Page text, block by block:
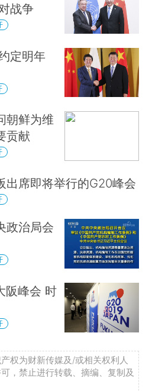
战争
定明年
朝鲜为维
贡献
出席即将举行的G20峰会
政治局会
阪峰会 时
权为财新传媒及/或相关权利人
，禁止进行转载、摘编、复制及